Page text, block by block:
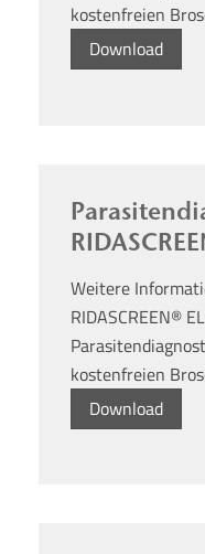
kostenfreien
Download
Weitere
RIDASCREEN®
kostenfreien
Download